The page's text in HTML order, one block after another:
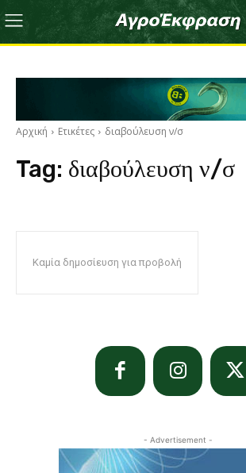
Αρχική Ετικέτες διαβούλευση ν/σ
Tag: διαβούλευση ν/σ
Καμία δημοσίευση για προβολή
- Advertisement -